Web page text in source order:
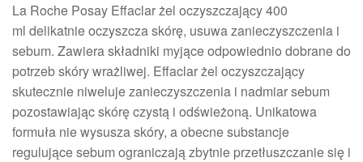
La Roche Posay Effaclar żel oczyszczający 400
ml delikatnie oczyszcza skórę, usuwa zanieczyszczenia i
sebum. Zawiera składniki myjące odpowiednio dobrane do
potrzeb skóry wrażliwej. Effaclar żel oczyszczający
skutecznie niweluje zanieczyszczenia i nadmiar sebum
pozostawiając skórę czystą i odświeżoną. Unikatowa
formuła nie wysusza skóry, a obecne substancje
regulujące sebum ograniczają zbytnie przetłuszczanie się i